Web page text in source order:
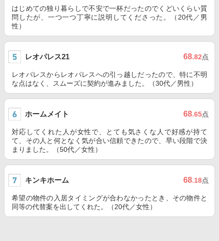
はじめての独り暮らしで不安で一杯だったのでくどいくらい質
問したが、一つ一つ丁寧に説明してくださった。（20代／男
性）
レオパレス21 68.82点
レオパレスからレオパレスへの引っ越しだったので、特に不明
な点はなく、スムーズに契約が進みました。（30代／男性）
ホームメイト 68.65点
対応してくれた人が女性で、とても気さくな人で好感が持て
て、その人と何となく気が合い信頼できたので、早い段階で決
まりました。（50代／女性）
キンキホーム 68.18点
希望の物件の入居タイミングが合わなかったとき、その物件と
同等の代替案を出してくれた。（20代／女性）